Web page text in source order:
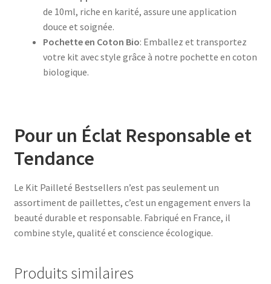
de 10ml, riche en karité, assure une application
douce et soignée.
Pochette en Coton Bio: Emballez et transportez
votre kit avec style grâce à notre pochette en coton
biologique.
Pour un Éclat Responsable et
Tendance
Le Kit Pailleté Bestsellers n’est pas seulement un
assortiment de paillettes, c’est un engagement envers la
beauté durable et responsable. Fabriqué en France, il
combine style, qualité et conscience écologique.
Produits similaires